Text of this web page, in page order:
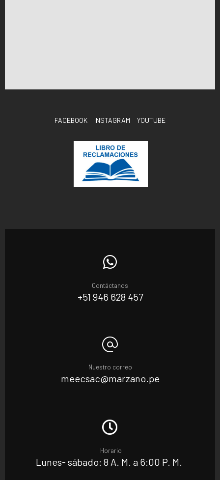
FACEBOOK INSTAGRAM YOUTUBE
Contáctanos
+51 946 628 457
Nuestro correo
meecsac@marzano.pe
Horario
Lunes- sábado: 8 A. M. a 6:00 P. M.